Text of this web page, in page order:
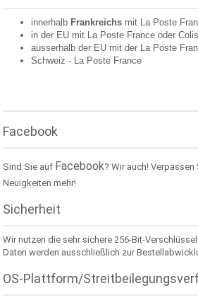
innerhalb Frankreichs mit La Poste
in der EU mit La Poste France oder
ausserhalb der EU mit der La Poste
Schweiz - La Poste France
Facebook
Sind Sie auf Facebook? Wir auch! Verpassen
Neuigkeiten mehr!
Sicherheit
Wir nutzen die sehr sichere 256-Bit-
Daten werden ausschließlich zur
OS-Plattform/